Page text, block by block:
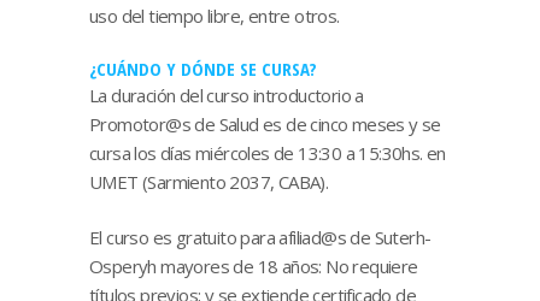
uso del tiempo libre, entre otros.
¿CUÁNDO Y DÓNDE SE CURSA?
La duración del curso introductorio a
Promotor@s de Salud es de cinco meses y se
cursa los días miércoles de 13:30 a 15:30hs. en
UMET (Sarmiento 2037, CABA).
El curso es gratuito para afiliad@s de Suterh-
Osperyh mayores de 18 años: No requiere
títulos previos; y se extiende certificado de